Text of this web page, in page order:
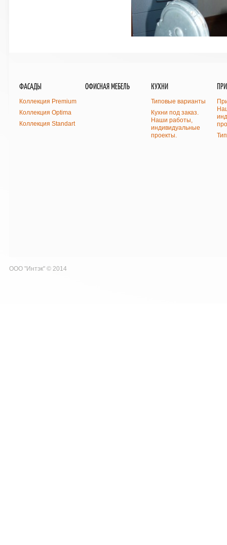
ФАСАДЫ
Коллекция Premium
Коллекция Optima
Коллекция Standart
ОФИСНАЯ МЕБЕЛЬ КУХНИ
Типовые варианты
Кухни под заказ.
Наши работы,
индивидуальные
проекты.
ООО "Интэк" © 2014